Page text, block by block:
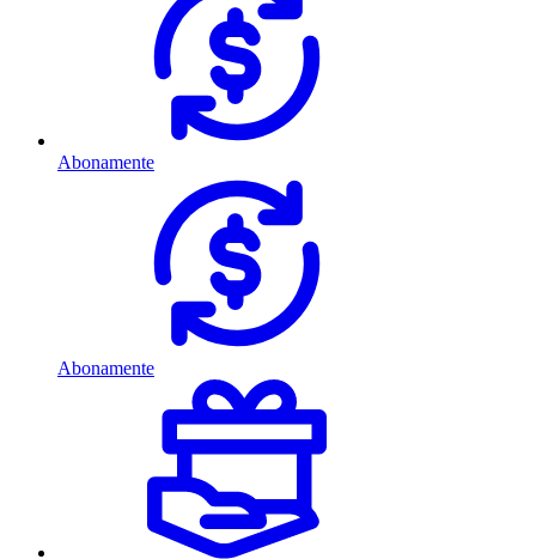
Abonamente
Abonamente